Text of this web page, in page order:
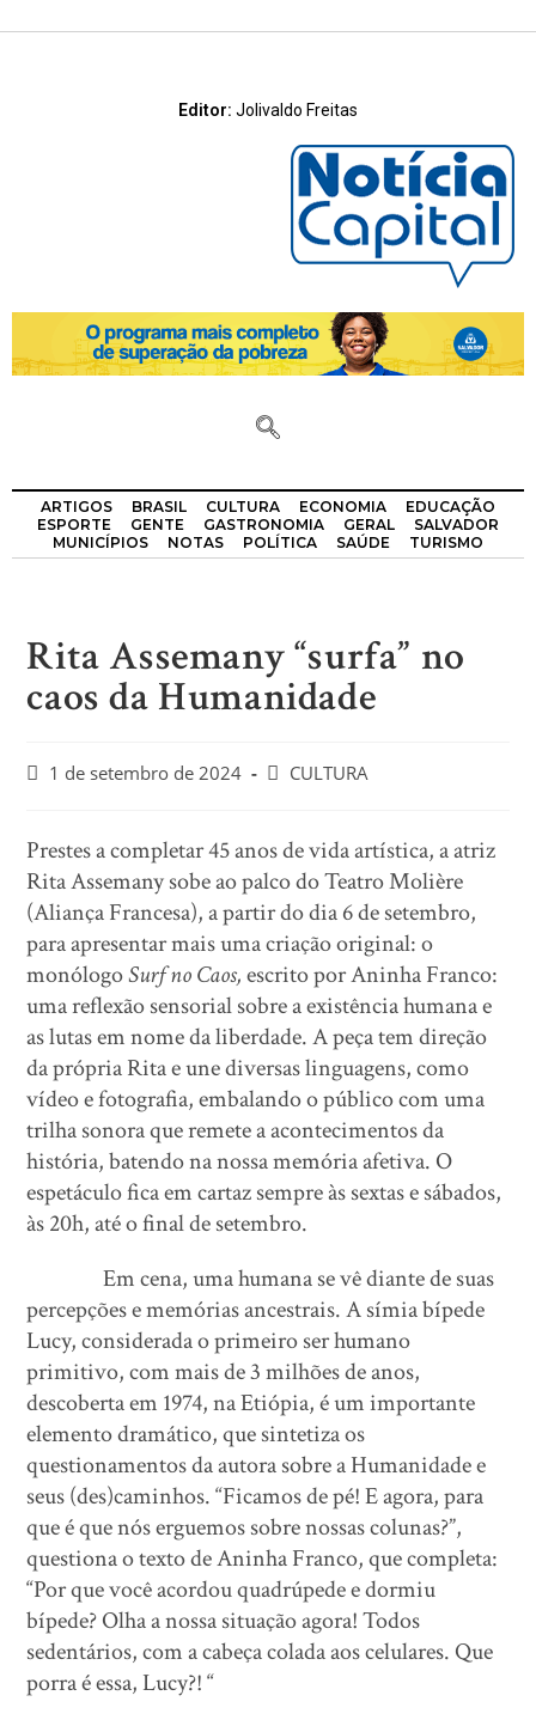
Editor: Jolivaldo Freitas
ARTIGOS BRASIL CULTURA ECONOMIA
EDUCAÇÃO
ESPORTE
GENTE GASTRONOMIA GERAL
SALVADOR
MUNICÍPIOS
NOTAS POLÍTICA SAÚDE TURISMO
Rita Assemany “surfa” no
caos da Humanidade
1 de setembro de 2024 CULTURA
Prestes a completar 45 anos de vida artística, a atriz
Rita Assemany sobe ao palco do Teatro Molière
(Aliança Francesa), a partir do dia 6 de setembro,
para apresentar mais uma criação original: o
monólogoSurf no Caos,escrito por Aninha Franco:
uma reflexão sensorial sobre a existência humana e
as lutas em nome da liberdade. A peça tem direção
da própria Rita e une diversas linguagens, como
vídeo e fotografia, embalando o público com uma
trilha sonora que remete a acontecimentos da
história, batendo na nossa memória afetiva. O
espetáculo fica em cartaz sempre às sextas e sábados,
às 20h, até o final de setembro.
Em cena, uma humana se vê diante de suas
percepções e memórias ancestrais. A símia bípede
Lucy, considerada o primeiro ser humano
primitivo, com mais de 3 milhões de anos,
descoberta em 1974, na Etiópia, é um importante
elemento dramático, que sintetiza os
questionamentos da autora sobre a Humanidade e
seus (des)caminhos. “Ficamos de pé! E agora, para
que é que nós erguemos sobre nossas colunas?”,
questiona o texto de Aninha Franco, que completa:
“Por que você acordou quadrúpede e dormiu
bípede? Olha a nossa situação agora! Todos
sedentários, com a cabeça colada aos celulares. Que
porra é essa, Lucy?! “